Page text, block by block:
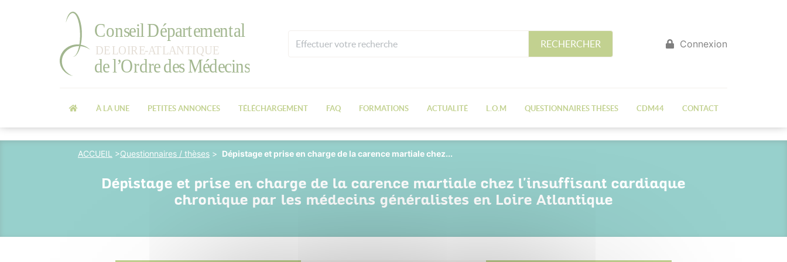
RECHERCHER Connexion
À LA UNE PETITES ANNONCES TÉLÉCHARGEMENT FAQ FORMATIONS ACTUALITÉ L.O.M QUESTIONNAIRES THÈSES CDM44 CONTACT
ACCUEIL >Questionnaires / thèses > Dépistage et prise en charge de la carence martiale chez...
Dépistage et prise en charge de la carence martiale chez l'insuffisant cardiaque
chronique par les médecins généralistes en Loire Atlantique